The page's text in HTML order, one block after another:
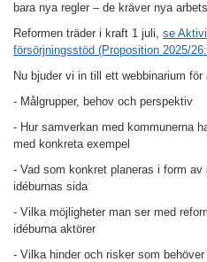
bara nya regler – de kräver nya
Reformen träder i kraft 1 juli, se
försörjningsstöd (Proposition 2025/
Nu bjuder vi in till ett webbinarium
- Målgrupper, behov och perspektiv
- Hur samverkan med kommunerna
med konkreta exempel
- Vad som konkret planeras i form
idéburnas sida
- Vilka möjligheter man ser med
idéburna aktörer
- Vilka hinder och risker som